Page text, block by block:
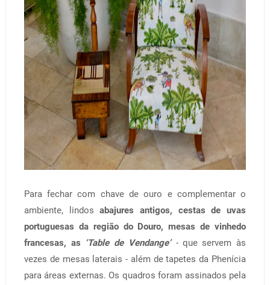
Para fechar com chave de ouro e complementar o
ambiente, lindosabajures antigos, cestas de uvas
portuguesas da região do Douro, mesas de vinhedo
francesas, as
‘Table de Vendange’ - que servem às
vezes de mesas laterais - além de tapetes da Phenícia
para áreas externas. Os quadros foram assinados pela